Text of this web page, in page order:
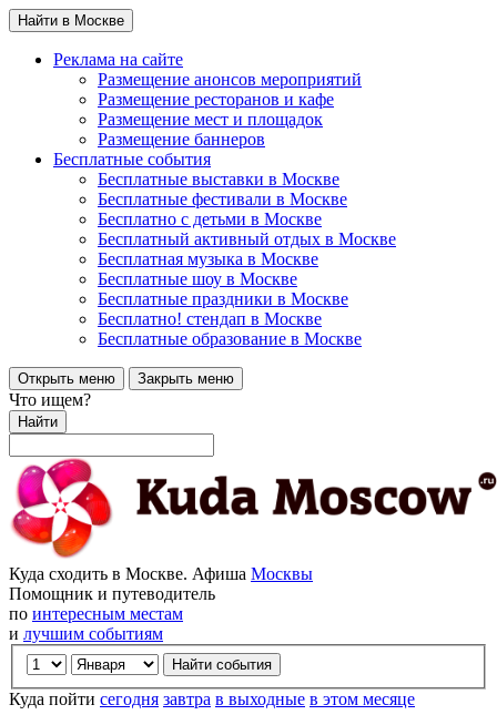
Найти в Москве
Реклама на сайте
Размещение анонсов мероприятий
Размещение ресторанов и кафе
Размещение мест и площадок
Размещение баннеров
Бесплатные события
Бесплатные выставки в Москве
Бесплатные фестивали в Москве
Бесплатно с детьми в Москве
Бесплатный активный отдых в Москве
Бесплатная музыка в Москве
Бесплатные шоу в Москве
Бесплатные праздники в Москве
Бесплатно! стендап в Москве
Бесплатные образование в Москве
Открыть меню Закрыть меню
Что ищем?
Найти
Куда сходить в Москве. Афиша Москвы
Помощник и путеводитель
по интересным местам
и лучшим событиям
Куда пойти сегодня завтра в выходные в этом месяце